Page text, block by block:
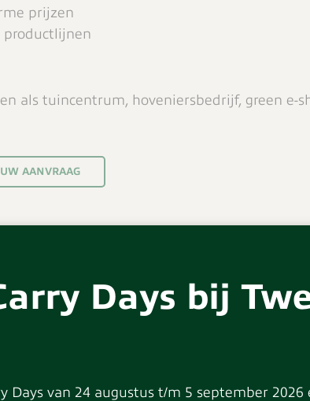
Days bij
Days van 24 augustus t/m 5 september
prijzen
als tuincentrum, hoveniersbedrijf, green e-
AANVRAAG